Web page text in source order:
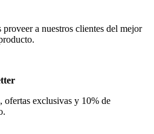
a nuestros clientes del mejor
ofertas exclusivas y 10% de